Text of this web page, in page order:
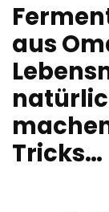
aus
Tricks…